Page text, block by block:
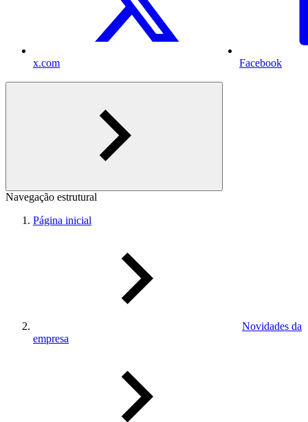
x.com Facebook
Navegação estrutural
Página inicial
Novidades da
empresa